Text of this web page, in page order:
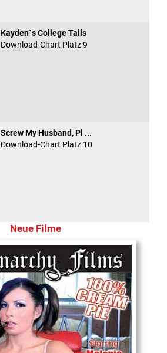
Kayden`s College Tails
Download-Chart Platz 9
Screw My Husband, Pl ...
Download-Chart Platz 10
Neue Filme